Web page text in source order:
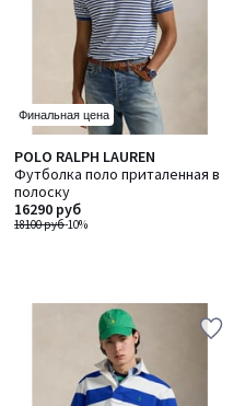
Финальная цена
POLO RALPH LAUREN
Футболка поло приталенная в
полоску
18100 руб-10%
16290 руб